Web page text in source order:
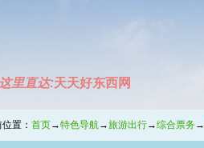
里直达:天天好东西网
置： 首页→特色导航→旅游出行→综合票务→